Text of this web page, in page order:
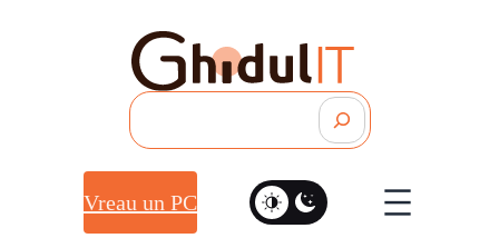
Vreau un PC